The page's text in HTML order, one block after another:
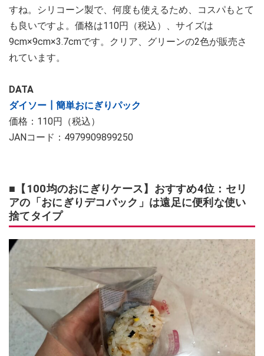
すね。シリコーン製で、何度も使えるため、コスパもとて
も良いですよ。価格は110円（税込）、サイズは
9cm×9cm×3.7cmです。クリア、グリーンの2色が販売さ
れています。
DATA
ダイソー┃簡単おにぎりパック
価格：110円（税込）
JANコード：4979909899250
■【100均のおにぎりケース】おすすめ4位：セリ
アの「おにぎりデコパック」は遠足に便利な使い
捨てタイプ